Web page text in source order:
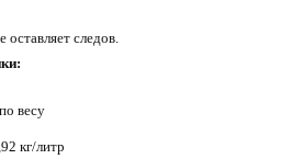
следов.
весу
кг/литр